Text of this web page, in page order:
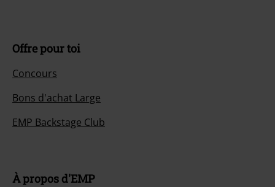
Offre pour toi
Concours
Bons d'achat Large
EMP Backstage Club
À propos d'EMP